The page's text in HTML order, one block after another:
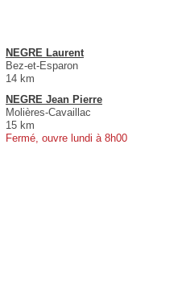
NEGRE Laurent
Bez-et-Esparon
14 km
NEGRE Jean Pierre
Molières-Cavaillac
15 km
Fermé, ouvre lundi à 8h00